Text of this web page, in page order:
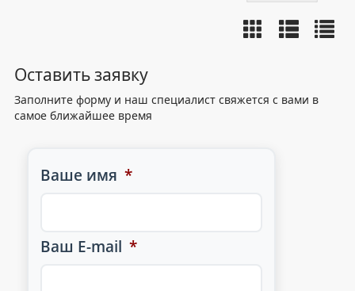
Оставить заявку
Заполните форму и наш специалист свяжется с вами в
самое ближайшее время
Ваше имя *
Ваш E-mail *